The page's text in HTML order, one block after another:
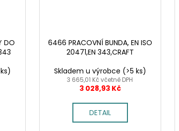
DO
6466 PRACOVNÍ BUNDA, EN ISO
20471,EN 343,CRAFT
Skladem u výrobce (>5 ks)
3 665,01 Kč včetně DPH
3 028,93 Kč
DETAIL